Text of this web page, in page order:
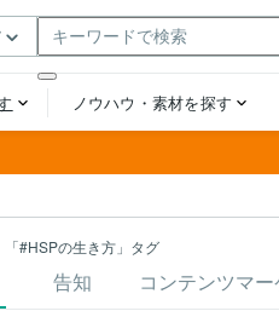
「#HSPの生き方」タグ
告知 コンテンツマー